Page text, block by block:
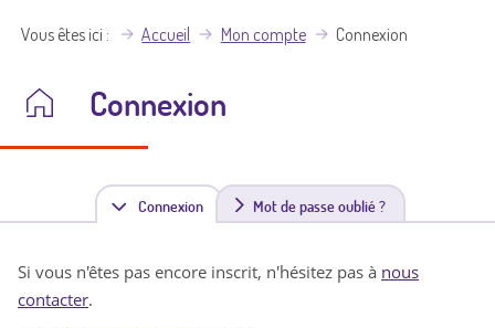
Vous êtes ici Accueil Mon compte Connexion
Connexion
Connexion(
n
Mot de passe oublié ?
Si vous n'êtes pas encore inscrit, n'hésitez pas à nous
contacter.